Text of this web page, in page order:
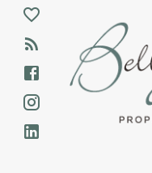
Annonces
Aparté haute
En-tête
Liens